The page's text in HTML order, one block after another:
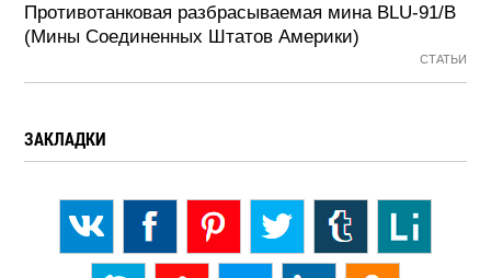
Противотанковая разбрасываемая мина BLU-91/B
(Мины Соединенных Штатов Америки)
СТАТЬИ
ЗАКЛАДКИ